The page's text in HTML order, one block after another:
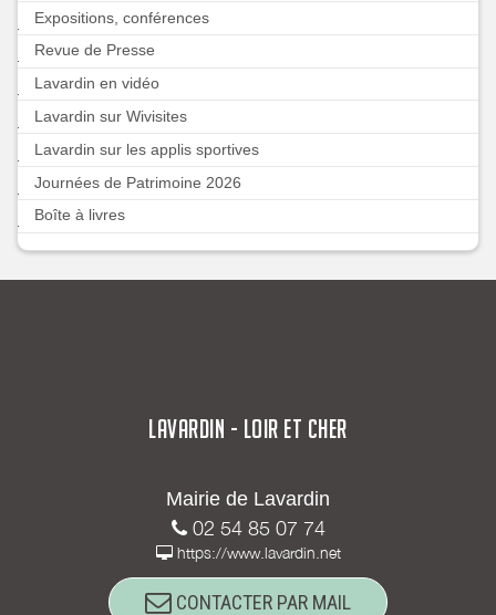
Expositions, conférences
Revue de Presse
Lavardin en vidéo
Lavardin sur Wivisites
Lavardin sur les applis sportives
Journées de Patrimoine 2026
Boîte à livres
LAVARDIN - LOIR ET CHER
Mairie de Lavardin
02 54 85 07 74
https://www.lavardin.net
CONTACTER PAR MAIL